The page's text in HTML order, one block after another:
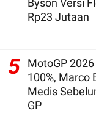
Byson Versi
Rp23 Jutaan
5 MotoGP
100%, Marco
Medis
GP